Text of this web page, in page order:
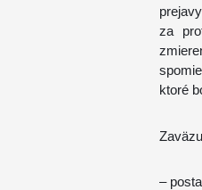
za
ktoré
–